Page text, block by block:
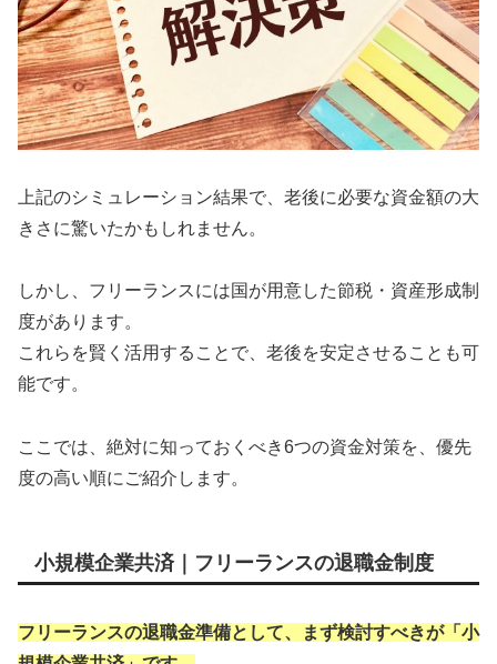
上記のシミュレーション結果で、老後に必要な資金額の大
きさに驚いたかもしれません。
しかし、フリーランスには国が用意した節税・資産形成制
度があります。
これらを賢く活用することで、老後を安定させることも可
能です。
ここでは、絶対に知っておくべき6つの資金対策を、優先
度の高い順にご紹介します。
小規模企業共済｜フリーランスの退職金制度
フリーランスの退職金準備として、まず検討すべきが「小